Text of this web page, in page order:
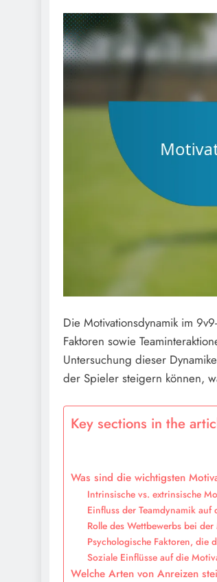
Die Motivationsdynamik im
Faktoren sowie
Untersuchung dieser
der Spieler steigern können,
Key sections in the
Was sind die wichtigsten
Intrinsische vs. extrinsische
Einfluss der Teamdynamik
Rolle des Wettbewerbs bei
Psychologische Faktoren, die
Soziale Einflüsse auf die
Welche Arten von Anreizen